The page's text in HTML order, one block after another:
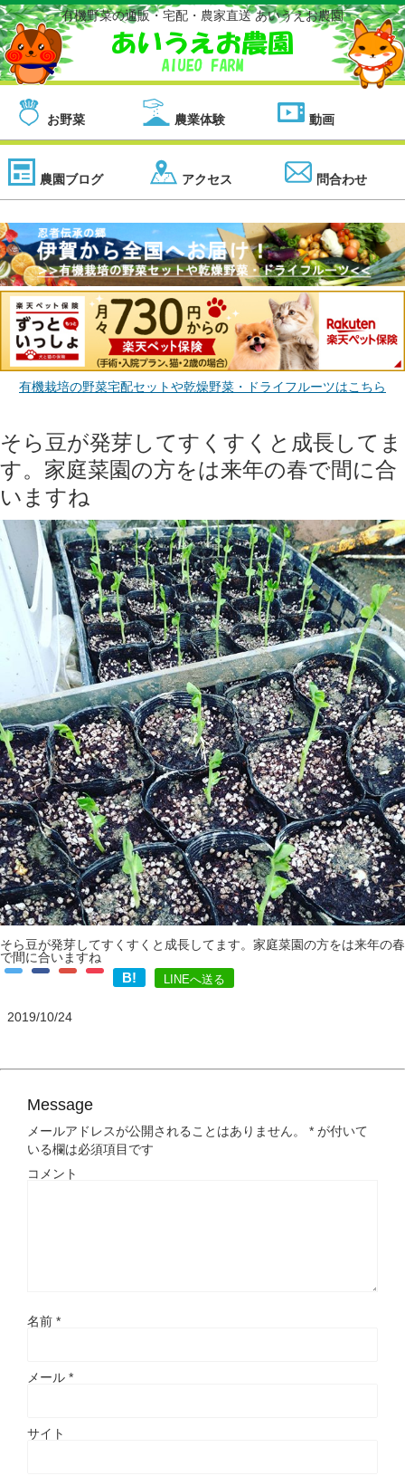
有機野菜の通販・宅配・農家直送 あいうえお農園
お野菜 農業体験 動画
農園ブログ アクセス 問合わせ
有機栽培の野菜宅配セットや乾燥野菜・ドライフルーツはこちら
そら豆が発芽してすくすくと成長してま
す。家庭菜園の方をは来年の春で間に合
いますね
そら豆が発芽してすくすくと成長してます。家庭菜園の方をは来年の春
で間に合いますね
B! LINEへ送る
2019/10/24
Message
メールアドレスが公開されることはありません。 * が付いて
いる欄は必須項目です
コメント
名前 *
メール *
サイト